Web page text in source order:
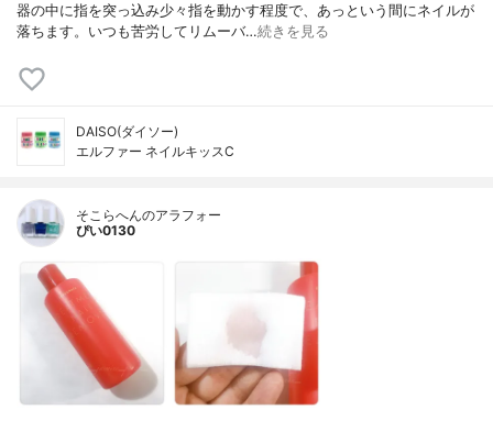
器の中に指を突っ込み少々指を動かす程度で、あっという間にネイルが
落ちます。いつも苦労してリムーバ…続きを見る
DAISO(ダイソー)
エルファー ネイルキッスC
そこらへんのアラフォー
ぴい0130